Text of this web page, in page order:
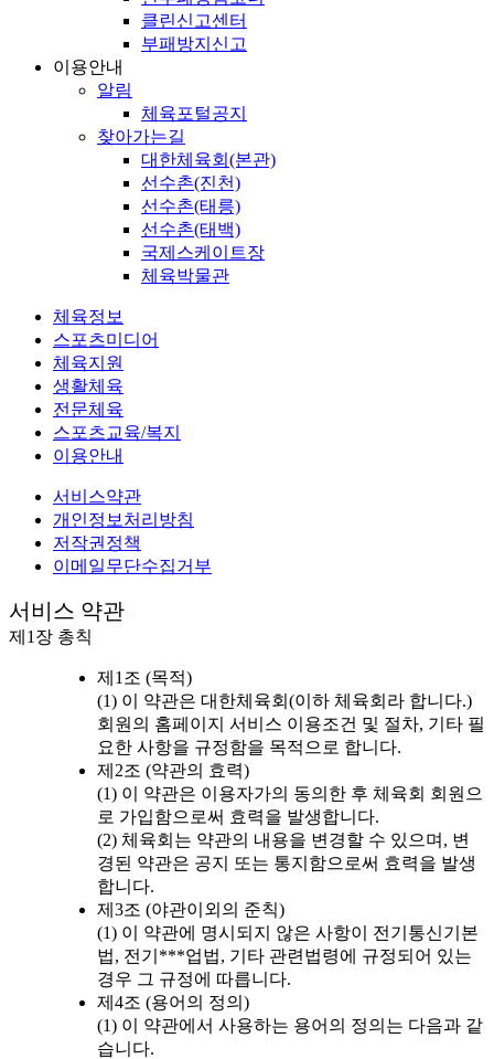
클린신고센터
부패방지신고
이용안내
알림
체육포털공지
찾아가는길
대한체육회(본관)
선수촌(진천)
선수촌(태릉)
선수촌(태백)
국제스케이트장
체육박물관
체육정보
스포츠미디어
체육지원
생활체육
전문체육
스포츠교육/복지
이용안내
서비스약관
개인정보처리방침
저작권정책
이메일무단수집거부
서비스 약관
제1장 총칙
제1조 (목적)
(1) 이 약관은 대한체육회(이하 체육회라 합니다.)
회원의 홈페이지 서비스 이용조건 및 절차, 기타 필
요한 사항을 규정함을 목적으로 합니다.
제2조 (약관의 효력)
(1) 이 약관은 이용자가의 동의한 후 체육회 회원으
로 가입함으로써 효력을 발생합니다.
(2) 체육회는 약관의 내용을 변경할 수 있으며, 변
경된 약관은 공지 또는 통지함으로써 효력을 발생
합니다.
제3조 (야관이외의 준칙)
(1) 이 약관에 명시되지 않은 사항이 전기통신기본
법, 전기***업법, 기타 관련법령에 규정되어 있는
경우 그 규정에 따릅니다.
제4조 (용어의 정의)
(1) 이 약관에서 사용하는 용어의 정의는 다음과 같
습니다.